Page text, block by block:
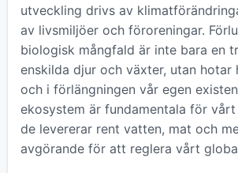
utveckling drivs av
av livsmiljöer och föroreningar.
biologisk mångfald är inte bara en
enskilda djur och växter, utan hotar
och i förlängningen vår egen
ekosystem är fundamentala för
de levererar rent vatten, mat och
avgörande för att reglera vårt